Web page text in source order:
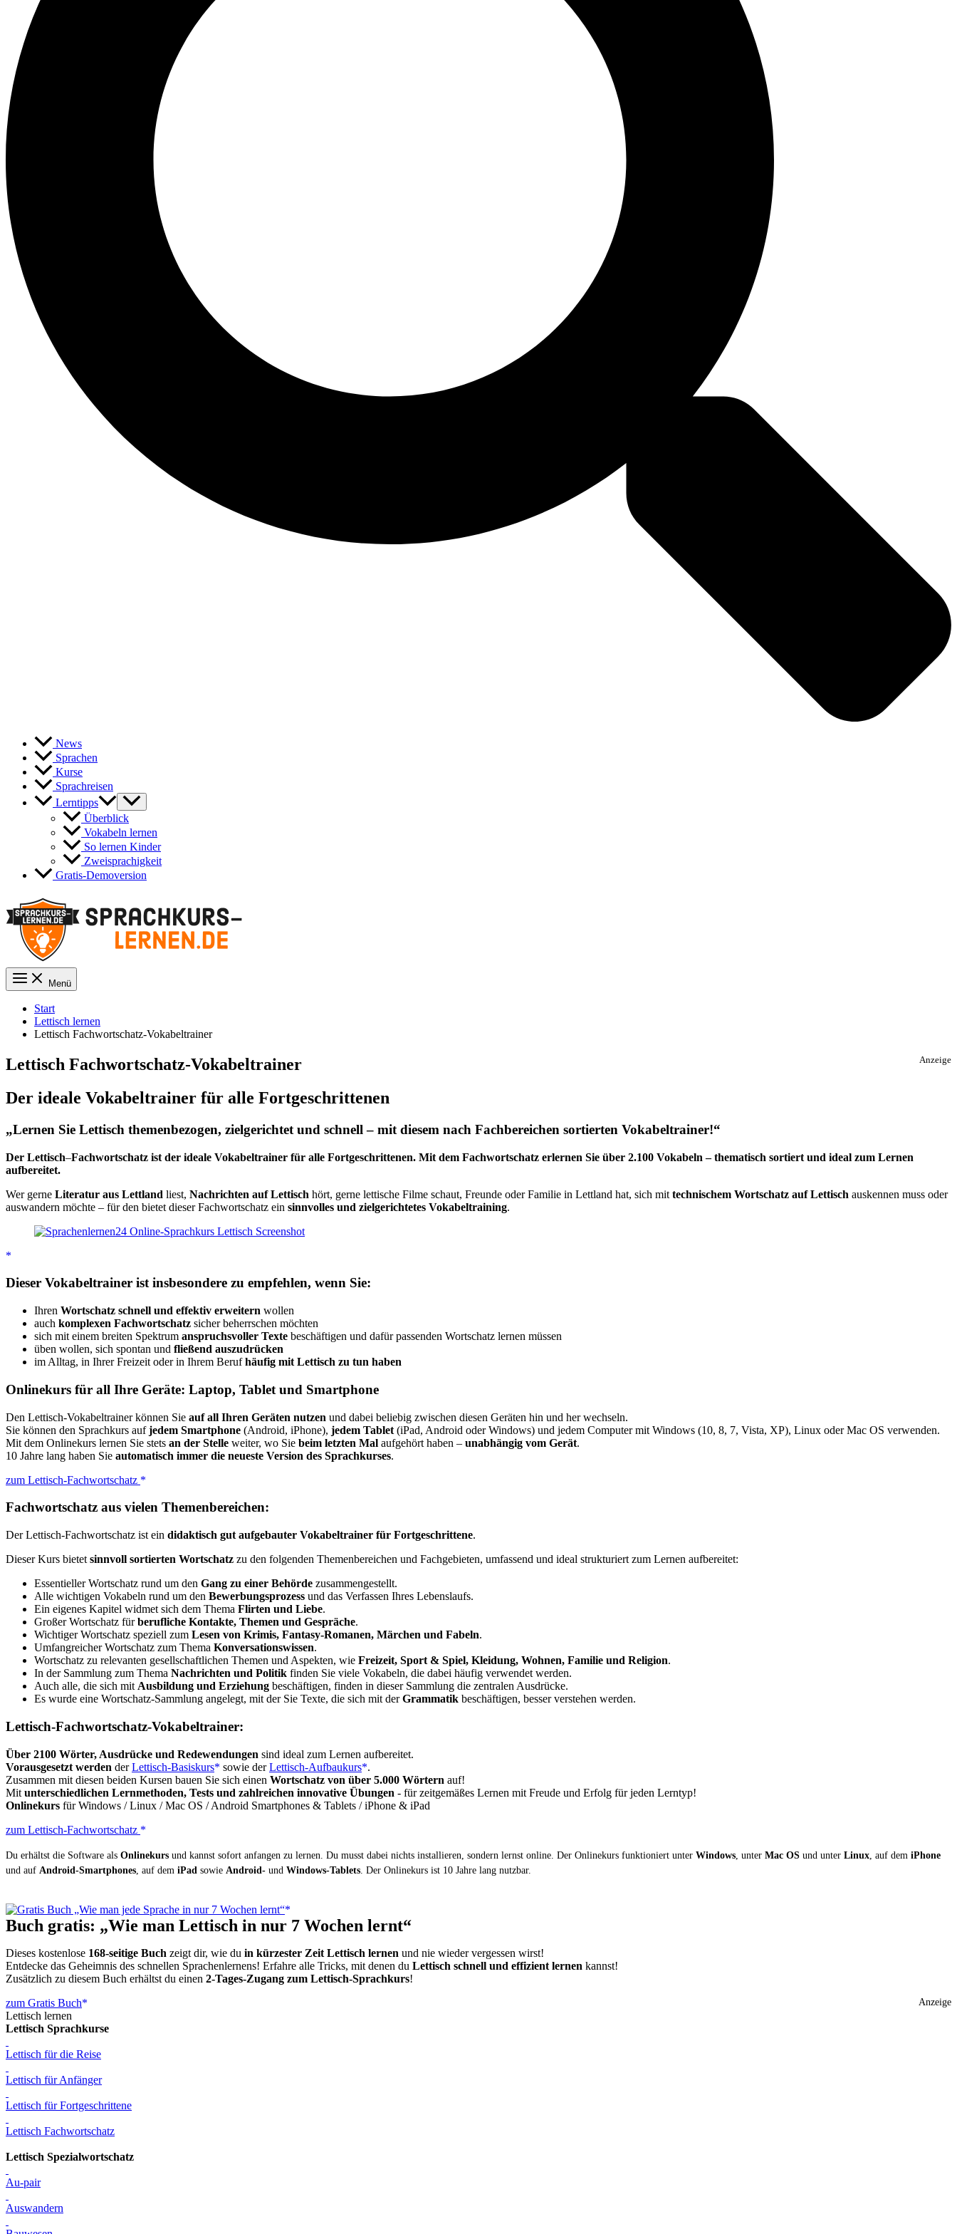
News
Sprachen
Kurse
Sprachreisen
Lerntipps
Überblick
Vokabeln lernen
So lernen Kinder
Zweisprachigkeit
Gratis-Demoversion
Menü
Start
Lettisch lernen
Lettisch Fachwortschatz-Vokabeltrainer
Anzeige
Lettisch Fachwortschatz-Vokabeltrainer
Der ideale Vokabeltrainer für alle Fortgeschrittenen
„Lernen Sie Lettisch themenbezogen, zielgerichtet und schnell – mit diesem nach Fachbereichen sortierten Vokabeltrainer!“
Der Lettisch–Fachwortschatz ist der ideale Vokabeltrainer für alle Fortgeschrittenen. Mit dem Fachwortschatz erlernen Sie über 2.100 Vokabeln – thematisch sortiert und ideal zum Lernen
aufbereitet.
Wer gerne Literatur aus Lettland liest, Nachrichten auf Lettisch hört, gerne lettische Filme schaut, Freunde oder Familie in Lettland hat, sich mit technischem Wortschatz auf Lettisch auskennen muss oder
auswandern möchte – für den bietet dieser Fachwortschatz ein sinnvolles und zielgerichtetes Vokabeltraining.
Dieser Vokabeltrainer ist insbesondere zu empfehlen, wenn Sie:
Ihren Wortschatz schnell und effektiv erweitern wollen
auch komplexen Fachwortschatz sicher beherrschen möchten
sich mit einem breiten Spektrum anspruchsvoller Texte beschäftigen und dafür passenden Wortschatz lernen müssen
üben wollen, sich spontan und fließend auszudrücken
im Alltag, in Ihrer Freizeit oder in Ihrem Berufhäufig mit Lettisch zu tun haben
Onlinekurs für all Ihre Geräte: Laptop, Tablet und Smartphone
Den Lettisch-Vokabeltrainer können Sie auf all Ihren Geräten nutzen und dabei beliebig zwischen diesen Geräten hin und her wechseln.
Sie können den Sprachkurs aufjedem Smartphone (Android, iPhone), jedem Tablet (iPad, Android oder Windows) und jedem Computer mit Windows (10, 8, 7, Vista, XP), Linux oder Mac OS verwenden.
Mit dem Onlinekurs lernen Sie stets an der Stelle weiter, wo Sie beim letzten Mal aufgehört haben – unabhängig vom Gerät.
10 Jahre lang haben Sie automatisch immer die neueste Version des Sprachkurses.
zum Lettisch-Fachwortschatz
Fachwortschatz aus vielen Themenbereichen:
Der Lettisch-Fachwortschatz ist ein didaktisch gut aufgebauter Vokabeltrainer für Fortgeschrittene.
Dieser Kurs bietet sinnvoll sortierten Wortschatz zu den folgenden Themenbereichen und Fachgebieten, umfassend und ideal strukturiert zum Lernen aufbereitet:
Essentieller Wortschatz rund um den Gang zu einer Behörde zusammengestellt.
Alle wichtigen Vokabeln rund um den Bewerbungsprozess und das Verfassen Ihres Lebenslaufs.
Ein eigenes Kapitel widmet sich dem Thema Flirten und Liebe.
Großer Wortschatz fürberufliche Kontakte, Themen und Gespräche.
Wichtiger Wortschatz speziell zum Lesen von Krimis, Fantasy-Romanen, Märchen und Fabeln.
Umfangreicher Wortschatz zum Thema Konversationswissen.
Wortschatz zu relevanten gesellschaftlichen Themen und Aspekten, wie Freizeit, Sport & Spiel, Kleidung, Wohnen, Familie und Religion.
In der Sammlung zum Thema Nachrichten und Politik finden Sie viele Vokabeln, die dabei häufig verwendet werden.
Auch alle, die sich mit Ausbildung und Erziehung beschäftigen, finden in dieser Sammlung die zentralen Ausdrücke.
Es wurde eine Wortschatz-Sammlung angelegt, mit der Sie Texte, die sich mit derGrammatik beschäftigen, besser verstehen werden.
Lettisch-Fachwortschatz-Vokabeltrainer:
Über 2100 Wörter, Ausdrücke und Redewendungen sind ideal zum Lernen aufbereitet.
Vorausgesetzt werden derLettisch-Basiskurs sowie derLettisch-Aufbaukurs .
Zusammen mit diesen beiden Kursen bauen Sie sich einen Wortschatz von über 5.000 Wörtern auf!
Mit unterschiedlichen Lernmethoden, Tests und zahlreichen innovative Übungen - für zeitgemäßes Lernen mit Freude und Erfolg für jeden Lerntyp!
Onlinekurs für Windows / Linux / Mac OS / Android Smartphones & Tablets / iPhone & iPad
zum Lettisch-Fachwortschatz
Du erhältst die Software als Onlinekurs und kannst sofort anfangen zu lernen. Du musst dabei nichts installieren, sondern lernst online. Der Onlinekurs funktioniert unter Windows , unter Mac OS und unter Linux , auf dem iPhone
und auf Android-Smartphones , auf dem iPad sowie Android- und Windows-Tablets . Der Onlinekurs ist 10 Jahre lang nutzbar.
Buch gratis: „Wie man Lettisch in nur 7 Wochen lernt“
Dieses kostenlose 168-seitige Buch zeigt dir, wie du in kürzester Zeit Lettisch lernen und nie wieder vergessen wirst!
Entdecke das Geheimnis des schnellen Sprachenlernens! Erfahre alle Tricks, mit denen du Lettisch schnell und effizient lernen kannst!
Zusätzlich zu diesem Buch erhältst du einen 2-Tages-Zugang zum Lettisch-Sprachkurs!
Anzeige
zum Gratis Buch
Lettisch lernen
Lettisch Sprachkurse
Lettisch für die Reise
Lettisch für Anfänger
Lettisch für Fortgeschrittene
Lettisch Fachwortschatz
Lettisch Spezialwortschatz
Au-pair
Auswandern